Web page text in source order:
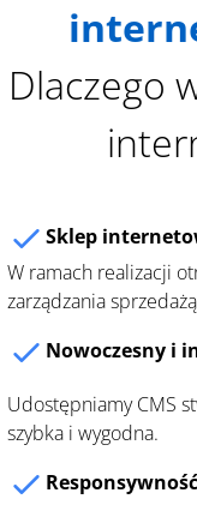
Dlaczego
Sklep
W ramach realizacji
zarządzania
Nowoczesny i
Udostępniamy CMS
szybka i wygodna.